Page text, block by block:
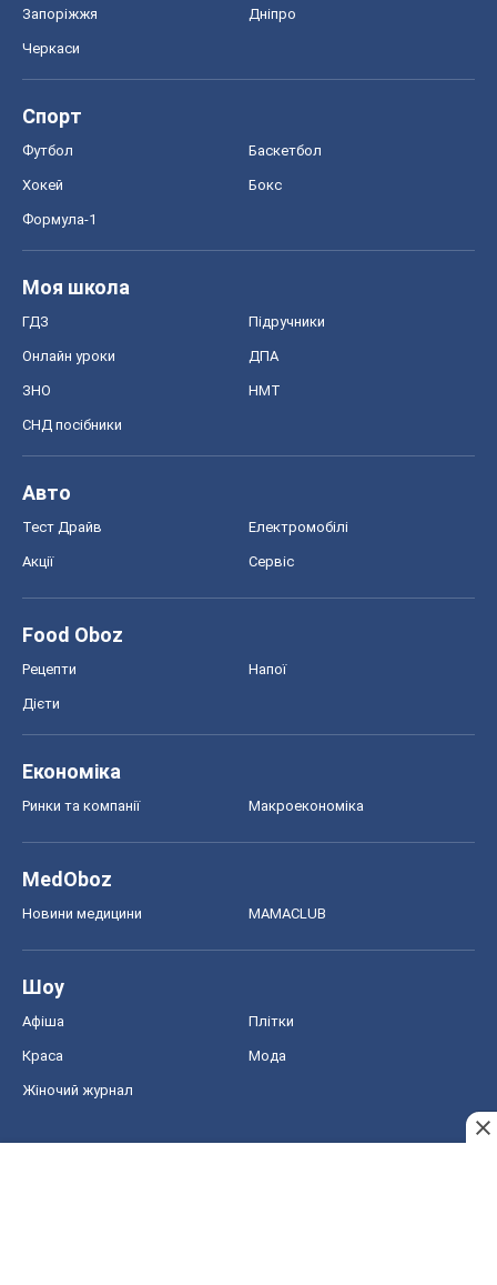
Запоріжжя Дніпро
Черкаси
Спорт
Футбол Баскетбол
Хокей Бокс
Формула-1
Моя школа
ГДЗ Підручники
Онлайн уроки ДПА
ЗНО НМТ
СНД посібники
Авто
Тест Драйв Електромобілі
Акції Сервіс
Food Oboz
Рецепти Напої
Дієти
Економіка
Ринки та компанії Макроекономіка
MedOboz
Новини медицини MAMACLUB
Шоу
Афіша Плітки
Краса Мода
Жіночий журнал